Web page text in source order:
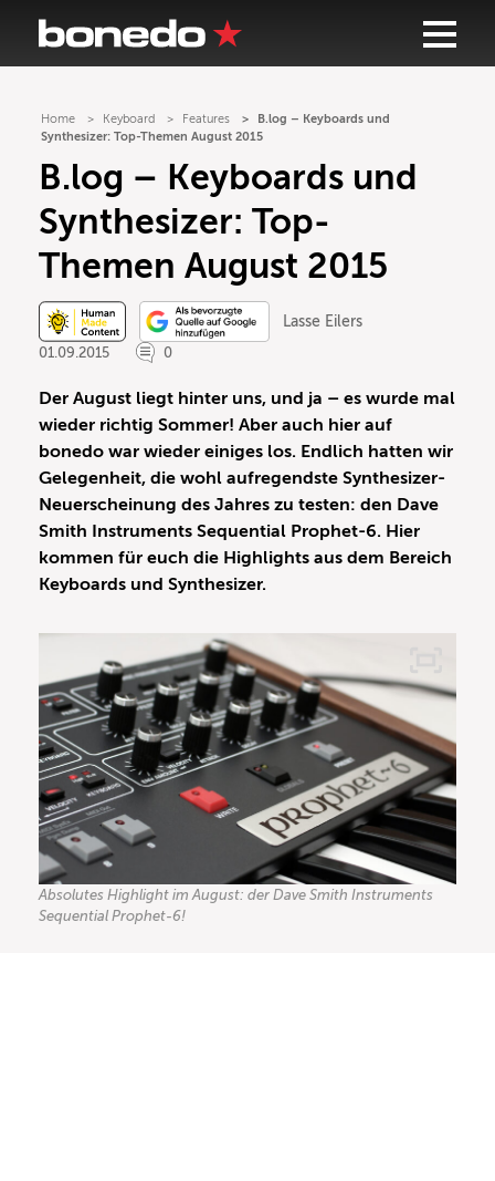
Home Keyboard Features
B.log – Keyboards und
Synthesizer: Top-Themen August 2015
B.log – Keyboards und
Synthesizer: Top-
Themen August 2015
Lasse Eilers
01.09.2015
0
Der August liegt hinter uns, und ja – es wurde mal
wieder richtig Sommer! Aber auch hier auf
bonedo war wieder einiges los. Endlich hatten wir
Gelegenheit, die wohl aufregendste Synthesizer-
Neuerscheinung des Jahres zu testen: den Dave
Smith Instruments Sequential Prophet-6. Hier
kommen für euch die Highlights aus dem Bereich
Keyboards und Synthesizer.
Absolutes Highlight im August: der Dave Smith Instruments
Sequential Prophet-6!